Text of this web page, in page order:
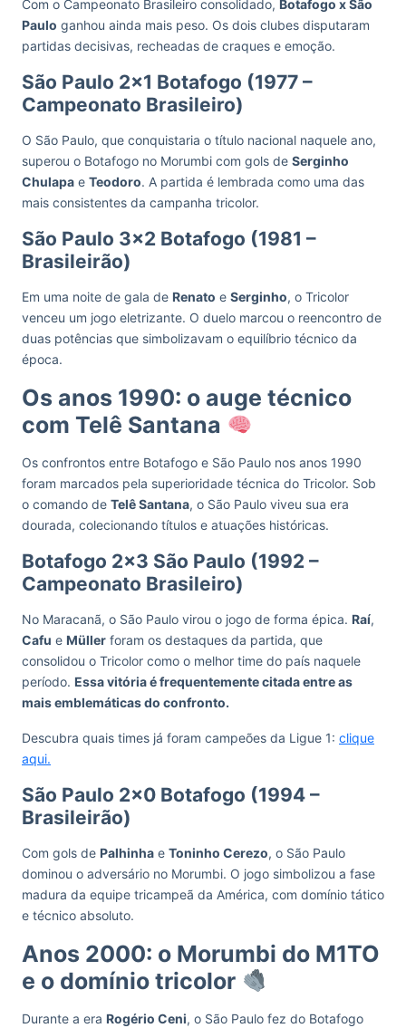
Com o Campeonato Brasileiro consolidado, Botafogo x São
Paulo ganhou ainda mais peso. Os dois clubes disputaram
partidas decisivas, recheadas de craques e emoção.
São Paulo 2×1 Botafogo (1977 –
Campeonato Brasileiro)
O São Paulo, que conquistaria o título nacional naquele ano,
superou o Botafogo no Morumbi com gols de Serginho
Chulapa e Teodoro. A partida é lembrada como uma das
mais consistentes da campanha tricolor.
São Paulo 3×2 Botafogo (1981 –
Brasileirão)
Em uma noite de gala de Renato e Serginho, o Tricolor
venceu um jogo eletrizante. O duelo marcou o reencontro de
duas potências que simbolizavam o equilíbrio técnico da
época.
Os anos 1990: o auge técnico
com Telê Santana
Os confrontos entre Botafogo e São Paulo nos anos 1990
foram marcados pela superioridade técnica do Tricolor. Sob
o comando de Telê Santana, o São Paulo viveu sua era
dourada, colecionando títulos e atuações históricas.
Botafogo 2×3 São Paulo (1992 –
Campeonato Brasileiro)
No Maracanã, o São Paulo virou o jogo de forma épica. Raí,
Cafu e Müller foram os destaques da partida, que
consolidou o Tricolor como o melhor time do país naquele
período. Essa vitória é frequentemente citada entre as
mais emblemáticas do confronto.
Descubra quais times já foram campeões da Ligue 1: clique
aqui.
São Paulo 2×0 Botafogo (1994 –
Brasileirão)
Com gols de Palhinha e Toninho Cerezo, o São Paulo
dominou o adversário no Morumbi. O jogo simbolizou a fase
madura da equipe tricampeã da América, com domínio tático
e técnico absoluto.
Anos 2000: o Morumbi do M1TO
e o domínio tricolor
Durante a era Rogério Ceni, o São Paulo fez do Botafogo